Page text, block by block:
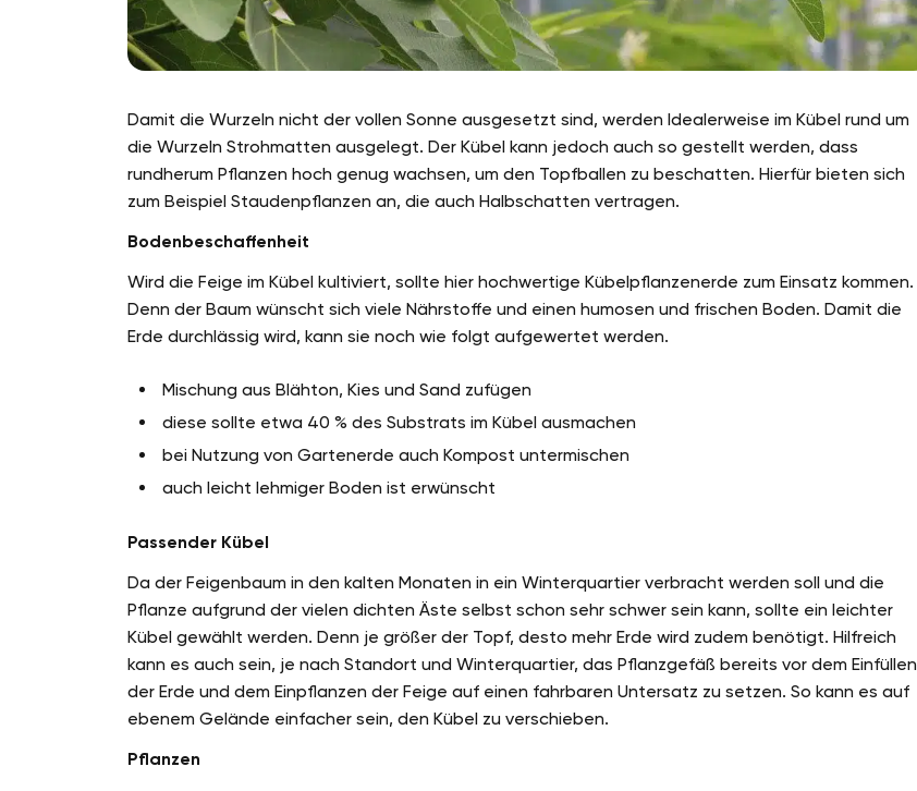
Damit die Wurzeln nicht der vollen Sonne ausgesetzt sind, werden Idealerweise im Kübel rund um
die Wurzeln Strohmatten ausgelegt. Der Kübel kann jedoch auch so gestellt werden, dass
rundherum Pflanzen hoch genug wachsen, um den Topfballen zu beschatten. Hierfür bieten sich
zum Beispiel Staudenpflanzen an, die auch Halbschatten vertragen.
Bodenbeschaffenheit
Wird die Feige im Kübel kultiviert, sollte hier hochwertige Kübelpflanzenerde zum Einsatz kommen.
Denn der Baum wünscht sich viele Nährstoffe und einen humosen und frischen Boden. Damit die
Erde durchlässig wird, kann sie noch wie folgt aufgewertet werden.
Mischung aus Blähton, Kies und Sand zufügen
diese sollte etwa 40 % des Substrats im Kübel ausmachen
bei Nutzung von Gartenerde auch Kompost untermischen
auch leicht lehmiger Boden ist erwünscht
Passender Kübel
Da der Feigenbaum in den kalten Monaten in ein Winterquartier verbracht werden soll und die
Pflanze aufgrund der vielen dichten Äste selbst schon sehr schwer sein kann, sollte ein leichter
Kübel gewählt werden. Denn je größer der Topf, desto mehr Erde wird zudem benötigt. Hilfreich
kann es auch sein, je nach Standort und Winterquartier, das Pflanzgefäß bereits vor dem Einfüllen
der Erde und dem Einpflanzen der Feige auf einen fahrbaren Untersatz zu setzen. So kann es auf
ebenem Gelände einfacher sein, den Kübel zu verschieben.
Pflanzen